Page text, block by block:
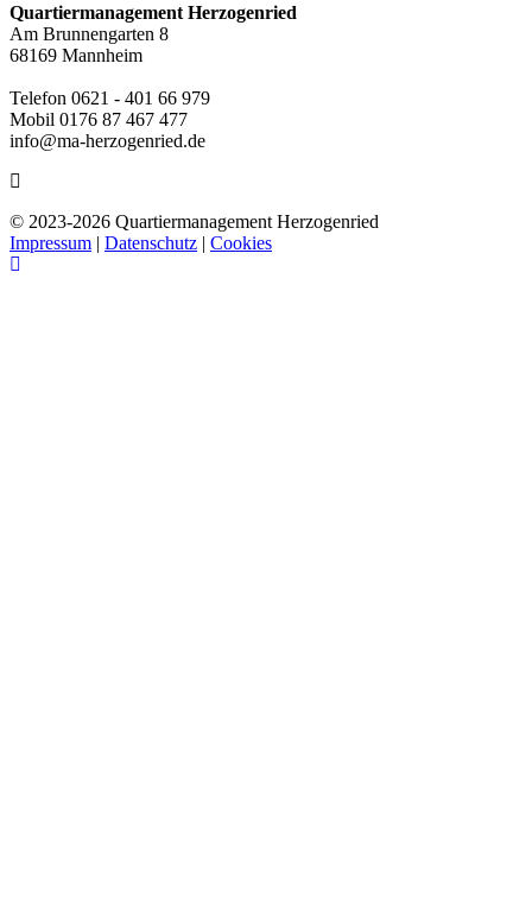
Quartiermanagement Herzogenried
Am Brunnengarten 8
68169 Mannheim
Telefon 0621 - 401 66 979
Mobil 0176 87 467 477
info@ma-herzogenried.de
© 2023-2026 Quartiermanagement Herzogenried
Impressum | Datenschutz | Cookies